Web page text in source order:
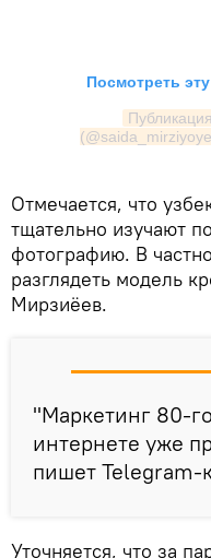
Посмотреть
Отмечается, что
тщательно изучают
фотографию. В
разглядеть модель
Мирзиёев.
"Маркетинг 80-
интернете уже
пишет Telegram-
Уточняется, что за